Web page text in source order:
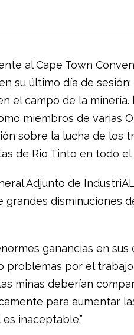
al Cape Town
su último día de
el campo de la minería.
miembros de varias
sobre la lucha de los
de Rio Tinto en todo el
Adjunto de
disminuciones
ganancias en sus
problemas por el
minas deberían
para aumentar
inaceptable.”